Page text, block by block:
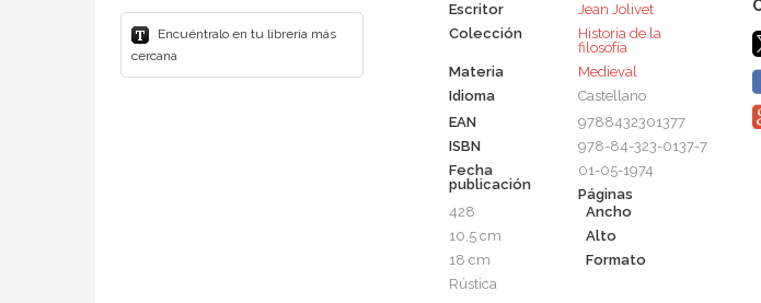
Encuéntralo en tu librería más
cercana
Escritor
Jean Jolivet
Colección
Historia de la
filosofía
Materia
Medieval
Idioma
Castellano
EAN
9788432301377
ISBN
978-84-323-0137-7
Fecha
publicación
01-05-1974
Páginas
428
Ancho
10,5 cm
Alto
18 cm
Formato
Rústica